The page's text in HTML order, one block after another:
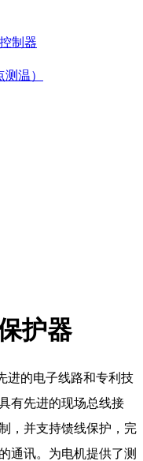
制器
温）
护器
进的电子线路和专利技
有先进的现场总线接
，并支持馈线保护，完
通讯。为电机提供了测